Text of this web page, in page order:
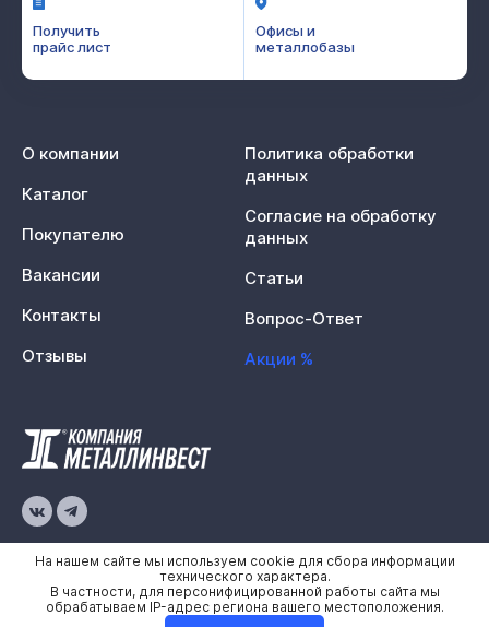
Получить
прайс лист
Офисы и
металлобазы
© 2026 «Металлинвест»
Политика конфиденциальности
О компании
Каталог
Покупателю
Вакансии
Контакты
Отзывы
Политика обработки
данных
Согласие на обработку
данных
Статьи
Вопрос-Ответ
Акции %
На нашем сайте мы используем cookie для сбора информации
технического характера.
В частности, для персонифицированной работы сайта мы
обрабатываем IP-адрес региона вашего местоположения.